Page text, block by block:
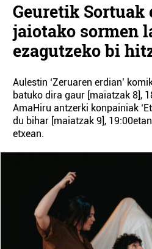
Geuretik
jaiotako sormen
ezagutzeko bi
Aulestin ‘Zeruaren erdian’
batuko dira gaur [maiatzak 8],
AmaHiru antzerki konpainiak
du bihar [maiatzak 9],
etxean.